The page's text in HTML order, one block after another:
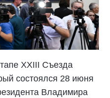
XXIII Съезда
состоялся 28 июня
Владимира